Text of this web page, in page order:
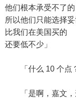
他们根本承受不了的
所以他们只能选择
比我们在美国买的
还要低不少」
「什么 10 个点？
「是啊，嘉文，